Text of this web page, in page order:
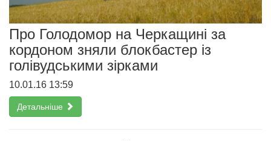
Про Голодомор на Черкащині за
кордоном зняли блокбастер із
голівудськими зірками
10.01.16 13:59
Детальніше